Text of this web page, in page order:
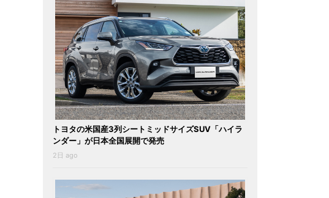
トヨタの米国産3列シートミッドサイズSUV「ハイラ
ンダー」が日本全国展開で発売
2日 ago